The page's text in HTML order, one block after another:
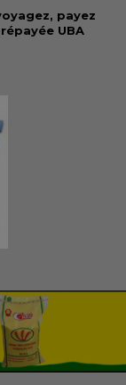
payez
UBA